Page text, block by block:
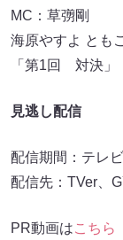
MC：草彅剛
海原やすよ とも
「第1回 対決
見逃し配信
配信期間：テレ
配信先：TVer、
PR動画はこちら